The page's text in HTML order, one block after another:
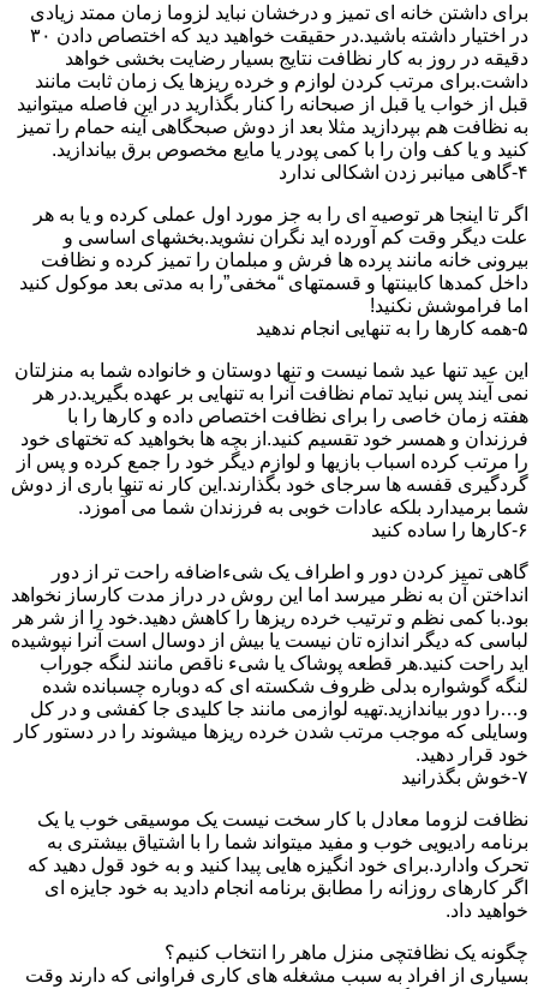
برای داشتن خانه ای تمیز و درخشان نباید لزوما زمان ممتد زیادی
در اختیار داشته باشید.در حقیقت خواهید دید که اختصاص دادن ۳۰
دقیقه در روز به کار نظافت نتایج بسیار رضایت بخشی خواهد
داشت.برای مرتب کردن لوازم و خرده ریزها یک زمان ثابت مانند
قبل از خواب یا قبل از صبحانه را کنار بگذارید در این فاصله میتوانید
به نظافت هم بپردازید مثلا بعد از دوش صبحگاهی آینه حمام را تمیز
کنید و یا کف وان را با کمی پودر یا مایع مخصوص برق بیاندازید.
۴-گاهی میانبر زدن اشکالی ندارد
اگر تا اینجا هر توصیه ای را به جز مورد اول عملی کرده و یا به هر
علت دیگر وقت کم آورده اید نگران نشوید.بخشهای اساسی و
بیرونی خانه مانند پرده ها فرش و مبلمان را تمیز کرده و نظافت
داخل کمدها کابینتها و قسمتهای “مخفی”را به مدتی بعد موکول کنید
اما فراموشش نکنید!
۵-همه کارها را به تنهایی انجام ندهید
این عید تنها عید شما نیست و تنها دوستان و خانواده شما به منزلتان
نمی آیند پس نباید تمام نظافت آنرا به تنهایی بر عهده بگیرید.در هر
هفته زمان خاصی را برای نظافت اختصاص داده و کارها را با
فرزندان و همسر خود تقسیم کنید.از بچه ها بخواهید که تختهای خود
را مرتب کرده اسباب بازیها و لوازم دیگر خود را جمع کرده و پس از
گردگیری قفسه ها سرجای خود بگذارند.این کار نه تنها باری از دوش
شما برمیدارد بلکه عادات خوبی به فرزندان شما می آموزد.
۶-کارها را ساده کنید
گاهی تمیز کردن دور و اطراف یک شیءاضافه راحت تر از دور
انداختن آن به نظر میرسد اما این روش در دراز مدت کارساز نخواهد
بود.با کمی نظم و ترتیب خرده ریزها را کاهش دهید.خود را از شر هر
لباسی که دیگر اندازه تان نیست یا بیش از دوسال است آنرا نپوشیده
اید راحت کنید.هر قطعه پوشاک یا شیء ناقص مانند لنگه جوراب
لنگه گوشواره بدلی ظروف شکسته ای که دوباره چسبانده شده
و…را دور بیاندازید.تهیه لوازمی مانند جا کلیدی جا کفشی و در کل
وسایلی که موجب مرتب شدن خرده ریزها میشوند را در دستور کار
خود قرار دهید.
۷-خوش بگذرانید
نظافت لزوما معادل با کار سخت نیست یک موسیقی خوب یا یک
برنامه رادیویی خوب و مفید میتواند شما را با اشتیاق بیشتری به
تحرک وادارد.برای خود انگیزه هایی پیدا کنید و به خود قول دهید که
اگر کارهای روزانه را مطابق برنامه انجام دادید به خود جایزه ای
خواهید داد.
چگونه یک نظافتچی منزل ماهر را انتخاب کنیم؟
بسیاری از افراد به سبب مشغله های کاری فراوانی که دارند وقت